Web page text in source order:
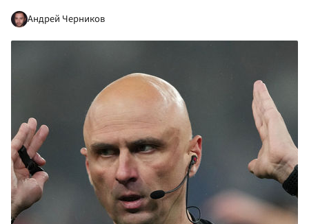
Андрей Черников